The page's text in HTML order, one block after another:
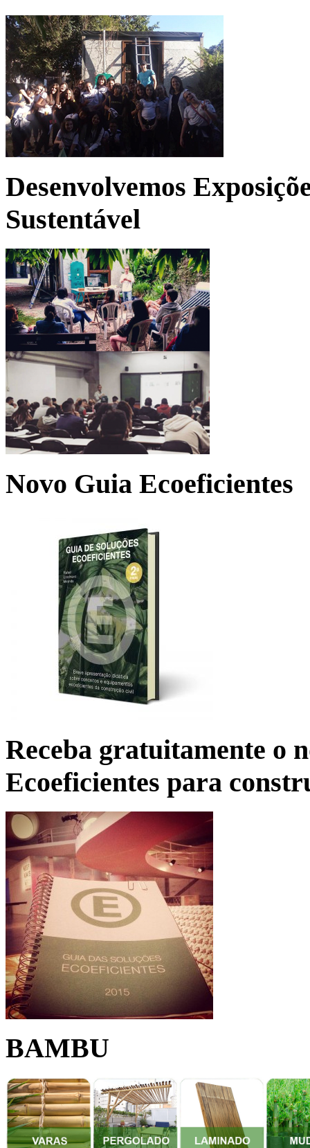
Desenvolvemos
Sustentável
Novo Guia Ecoeficientes
Receba gratuitamente o
Ecoeficientes para
BAMBU